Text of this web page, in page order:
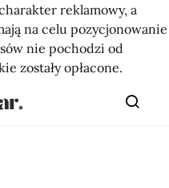
reklamowy, a
na celu pozycjonowanie
nie pochodzi od
zostały opłacone.